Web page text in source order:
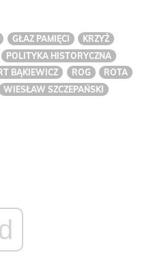
GŁAZ PAMIĘCI
KRZYŻ
POLITYKA HISTORYCZNA
BĄKIEWICZ ROG
ROTA
WIESŁAW SZCZEPAŃSKI